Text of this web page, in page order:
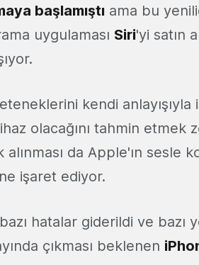
başlamıştı ama bu
uygulaması Siri'yi satın
kendi anlayışıyla
olacağını tahmin etmek
da Apple'ın sesle
işaret ediyor.
hatalar giderildi ve bazı
çıkması beklenen